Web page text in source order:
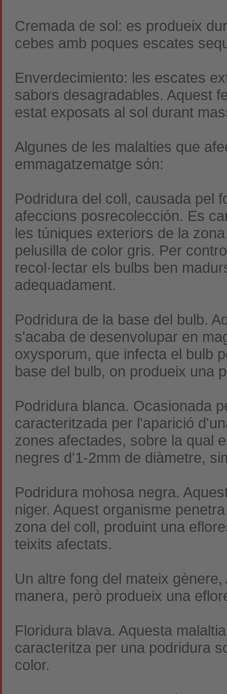
Cremada de sol: es produeix
cebes amb poques escates
Enverdecimiento: les escates
sabors desagradables. Aquest
estat exposats al sol durant
Algunes de les malalties que
emmagatzematge són:
Podridura del coll, causada pel
afeccions posrecolección. Es
les túniques exteriors de la
pelusilla de color gris. Per
recol·lectar els bulbs ben
adequadament.
Podridura de la base del bulb.
s'acaba de desenvolupar en
oxysporum, que infecta el bulb
base del bulb, on produeix una
Podridura blanca. Ocasionada
caracteritzada per l'aparició
zones afectades, sobre la qual
negres d'1-2mm de diàmetre,
Podridura mohosa negra.
niger. Aquest organisme
zona del coll, produint una
teixits afectats.
Un altre fong del mateix
manera, però produeix una
Floridura blava. Aquesta
caracteritza per una podridura
color.